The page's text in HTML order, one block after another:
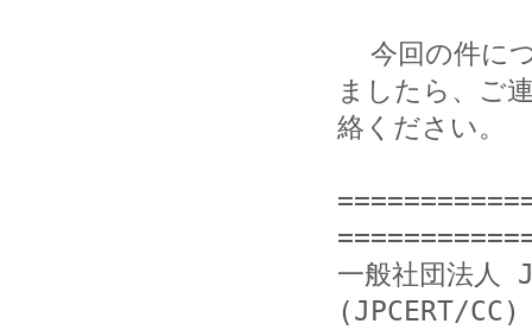
ましたら、ご
絡ください。
一般社団法人
(JPCERT/CC)